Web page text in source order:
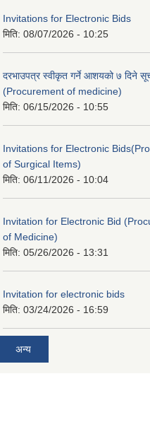
Invitations for Electronic Bids
मिति: 08/07/2026 - 10:25
दरभाउपत्र स्वीकृत गर्ने आशयको ७ दिने
(Procurement of medicine)
मिति: 06/15/2026 - 10:55
Invitations for Electronic
of Surgical Items)
मिति: 06/11/2026 - 10:04
Invitation for Electronic Bid
of Medicine)
मिति: 05/26/2026 - 13:31
Invitation for electronic bids
मिति: 03/24/2026 - 16:59
अन्य